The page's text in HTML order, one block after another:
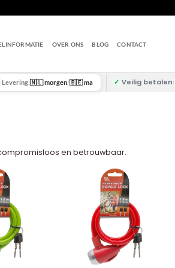
OVER ONS BLOG CONTACT
Levering:🇳🇱 morgen/🇧🇪 ma ✓ Veilig betalen:
en betrouwbaar.